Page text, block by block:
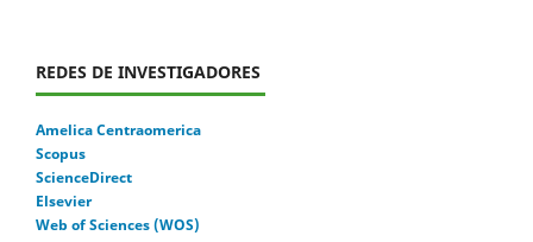
REDES DE INVESTIGADORES
Amelica Centraomerica
Scopus
ScienceDirect
Elsevier
Web of Sciences (WOS)